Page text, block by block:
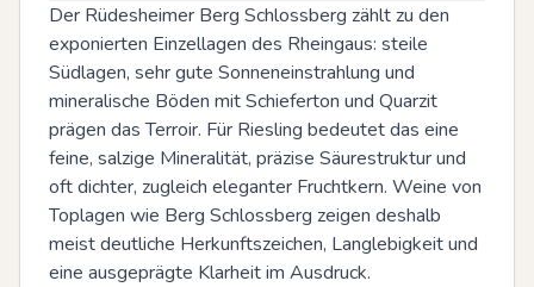
Der Rüdesheimer Berg Schlossberg zählt zu den
exponierten Einzellagen des Rheingaus: steile
Südlagen, sehr gute Sonneneinstrahlung und
mineralische Böden mit Schieferton und Quarzit
prägen das Terroir. Für Riesling bedeutet das eine
feine, salzige Mineralität, präzise Säurestruktur und
oft dichter, zugleich eleganter Fruchtkern. Weine von
Toplagen wie Berg Schlossberg zeigen deshalb
meist deutliche Herkunftszeichen, Langlebigkeit und
eine ausgeprägte Klarheit im Ausdruck.